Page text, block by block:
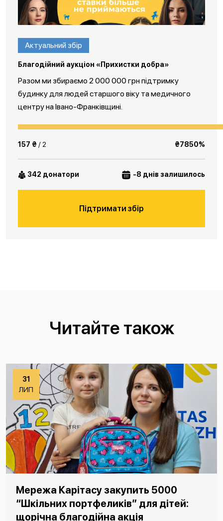
Актуальний збір
Благодійний аукціон «Прихистки добра»
Разом ми збираємо 2 000 000 грн підтримку
будинку для людей старшого віку та медичного
центру на Івано-Франківщині.
157 ₴ / 2 ₴7850%
342 донатори -8 днів залишилось
Підтримати збір
Читайте також
31
ЛИП
Мережа Карітасу закупить 5000
“Шкільних портфеликів” для дітей:
щорічна благодійна акція